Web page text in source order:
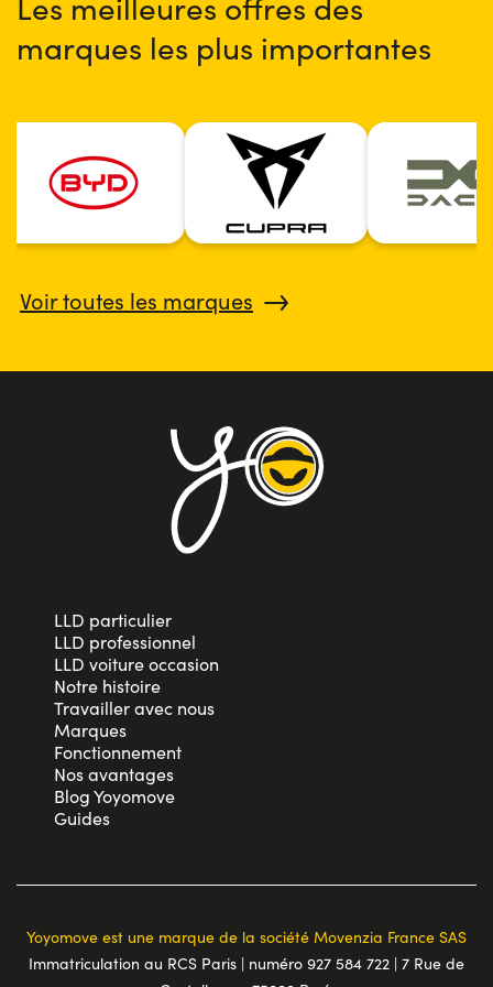
marques les plus importantes
Voir toutes les marques
LLD particulier
LLD professionnel
LLD voiture occasion
Notre histoire
Travailler avec nous
Marques
Fonctionnement
Nos avantages
Blog Yoyomove
Guides
Yoyomove est une marque de la société Movenzia France SAS
Immatriculation au RCS Paris | numéro 927 584 722 | 7 Rue de